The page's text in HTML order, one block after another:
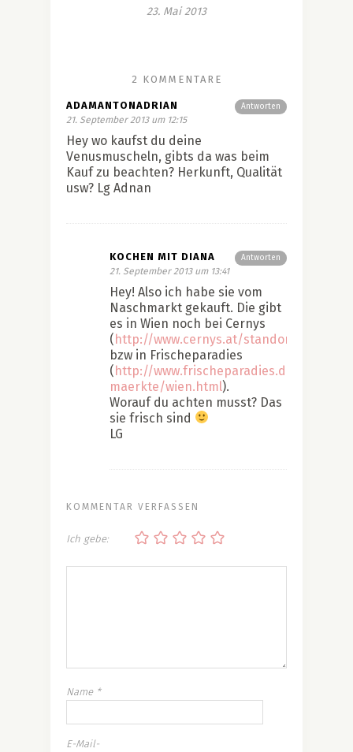
23. Mai 2013
2 KOMMENTARE
Antworten
ADAMANTONADRIAN
21. September 2013 um 12:15
Hey wo kaufst du deine
Venusmuscheln, gibts da was beim
Kauf zu beachten? Herkunft, Qualität
usw? Lg Adnan
Antworten
KOCHEN MIT DIANA
21. September 2013 um 13:41
Hey! Also ich habe sie vom
Naschmarkt gekauft. Die gibt
es in Wien noch bei Cernys
(http://www.cernys.at/standorte.php
bzw in Frischeparadies
(http://www.frischeparadies.de/
maerkte/wien.html).
Worauf du achten musst? Das
sie frisch sind
LG
KOMMENTAR VERFASSEN
Ich gebe:
Name *
E-Mail-